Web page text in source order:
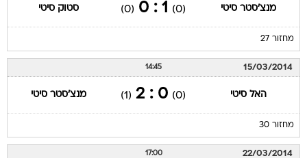
מנצ'סטר סיטי (0)
1 : 0
(0) סטוק סיטי
מחזור 27
15/03/2014
14:45
האל סיטי (0)
0 : 2
(1) מנצ'סטר סיטי
מחזור 30
22/03/2014
17:00